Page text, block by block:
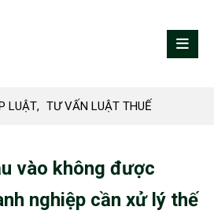
LUẬT, TƯ VẤN LUẬT THUẾ
vào không được
nghiệp cần xử lý thế